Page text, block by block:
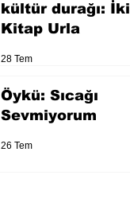
kültür durağı: İki
Kitap Urla
28 Tem
Öykü: Sıcağı
Sevmiyorum
26 Tem